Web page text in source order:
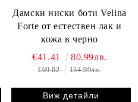
Дамски ниски боти Velina
Forte от естествен лак и
кожа в черно
€41.41 80.99лв.
€69.02 134.99лв.
Виж детайли